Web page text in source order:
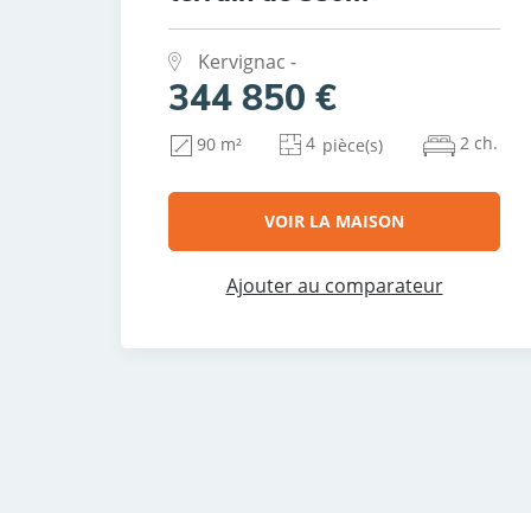
Kervignac -
344 850 €
90 m² 4 pièce(s) 2 ch.
VOIR LA MAISON
Ajouter au comparateur